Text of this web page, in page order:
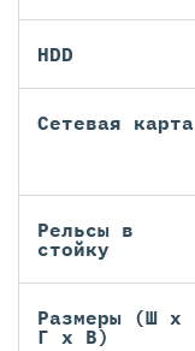
HDD
Сетевая карта
Рельсы в
стойку
Размеры (Ш х
Г х В)